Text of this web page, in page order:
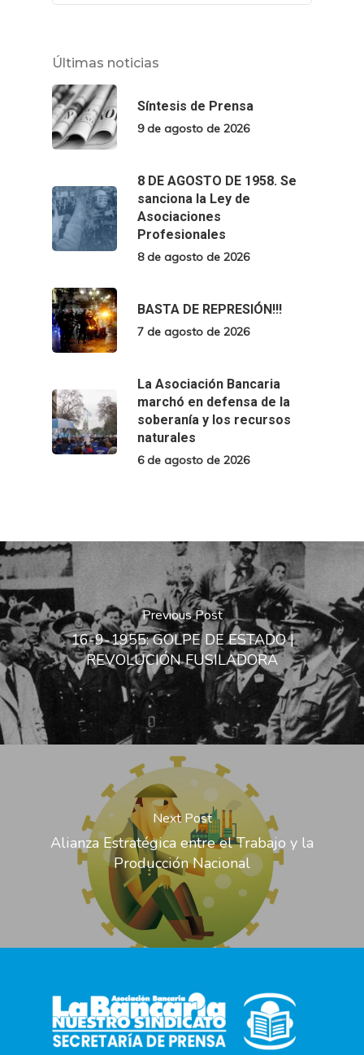
Últimas noticias
Síntesis de Prensa
9 de agosto de 2026
8 DE AGOSTO DE 1958. Se
sanciona la Ley de
Asociaciones
Profesionales
8 de agosto de 2026
BASTA DE REPRESIÓN!!!
7 de agosto de 2026
La Asociación Bancaria
marchó en defensa de la
soberanía y los recursos
naturales
6 de agosto de 2026
Previous Post
16-9-1955: GOLPE DE ESTADO |
REVOLUCIÓN FUSILADORA
Next Post
Alianza Estratégica entre el Trabajo y la
Producción Nacional